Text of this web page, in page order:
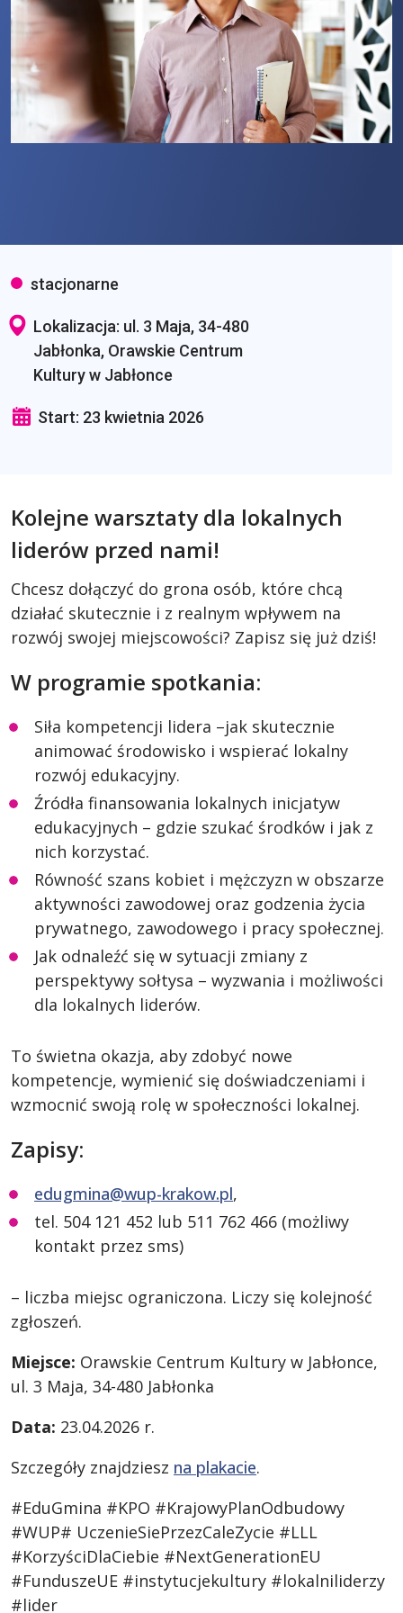
stacjonarne
Lokalizacja: ul. 3 Maja, 34-480
Jabłonka, Orawskie Centrum
Kultury w Jabłonce
Start: 23 kwietnia 2026
Kolejne warsztaty dla lokalnych
liderów przed nami!
Chcesz dołączyć do grona osób, które chcą
działać skutecznie i z realnym wpływem na
rozwój swojej miejscowości? Zapisz się już dziś!
W programie spotkania:
Siła kompetencji lidera –jak skutecznie
animować środowisko i wspierać lokalny
rozwój edukacyjny.
Źródła finansowania lokalnych inicjatyw
edukacyjnych – gdzie szukać środków i jak z
nich korzystać.
Równość szans kobiet i mężczyzn w obszarze
aktywności zawodowej oraz godzenia życia
prywatnego, zawodowego i pracy społecznej.
Jak odnaleźć się w sytuacji zmiany z
perspektywy sołtysa – wyzwania i możliwości
dla lokalnych liderów.
To świetna okazja, aby zdobyć nowe
kompetencje, wymienić się doświadczeniami i
wzmocnić swoją rolę w społeczności lokalnej.
Zapisy:
edugmina@wup-krakow.pl,
tel. 504 121 452 lub 511 762 466 (możliwy
kontakt przez sms)
– liczba miejsc ograniczona. Liczy się kolejność
zgłoszeń.
Miejsce: Orawskie Centrum Kultury w Jabłonce,
ul. 3 Maja, 34-480 Jabłonka
Data: 23.04.2026 r.
Szczegóły znajdziesz na plakacie.
#EduGmina #KPO #KrajowyPlanOdbudowy
#WUP# UczenieSiePrzezCaleZycie #LLL
#KorzyściDlaCiebie #NextGenerationEU
#FunduszeUE #instytucjekultury #lokalniliderzy
#lider